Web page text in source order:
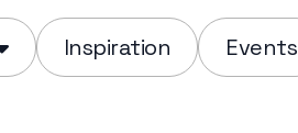
Inspiration Events